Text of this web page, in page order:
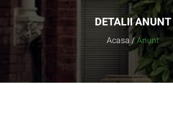
DETALII ANUNT
Acasa / Anunt